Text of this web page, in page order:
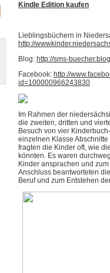
Kindle Edition kaufen
Lieblingsbüchern in
http://
Blog: http://sms-
Facebook: http://
id=100000966243830
Im Rahmen der
die zweiten, dritten und
Besuch von vier
einzelnen Klasse
fragten die Kinder oft, wie
könnten. Es waren
Kinder ansprachen und
Anschluss beantworteten
Beruf und zum Entstehen